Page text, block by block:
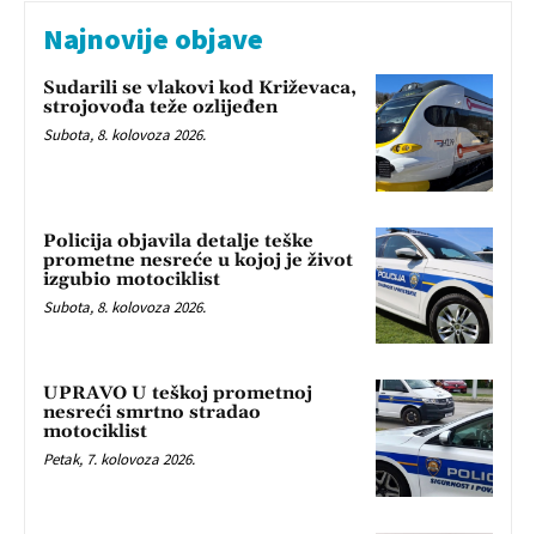
Najnovije objave
Sudarili se vlakovi kod Križevaca,
strojovođa teže ozlijeđen
Subota, 8. kolovoza 2026.
Policija objavila detalje teške
prometne nesreće u kojoj je život
izgubio motociklist
Subota, 8. kolovoza 2026.
UPRAVO U teškoj prometnoj
nesreći smrtno stradao
motociklist
Petak, 7. kolovoza 2026.